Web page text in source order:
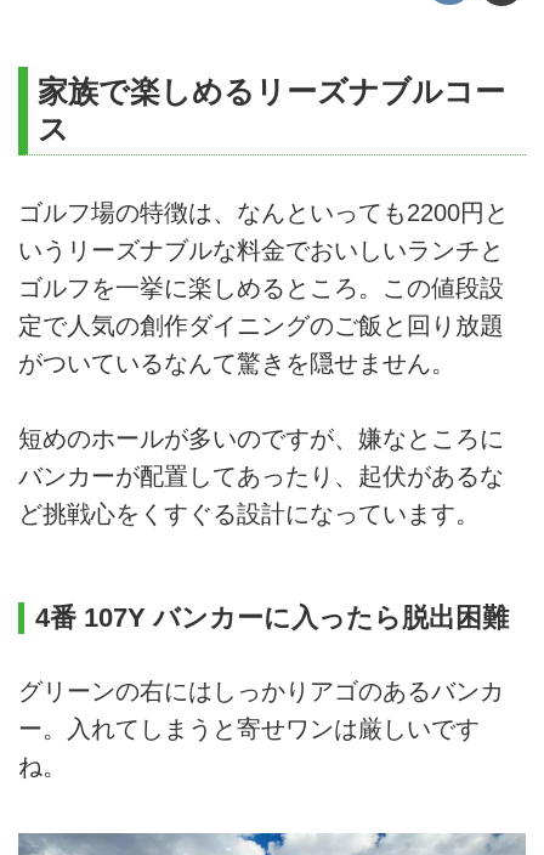
家族で楽しめるリーズナブルコー
ス
ゴルフ場の特徴は、なんといっても2200円と
いうリーズナブルな料金でおいしいランチと
ゴルフを一挙に楽しめるところ。この値段設
定で人気の創作ダイニングのご飯と回り放題
がついているなんて驚きを隠せません。
短めのホールが多いのですが、嫌なところに
バンカーが配置してあったり、起伏があるな
ど挑戦心をくすぐる設計になっています。
4番 107Y バンカーに入ったら脱出困難
グリーンの右にはしっかりアゴのあるバンカ
ー。入れてしまうと寄せワンは厳しいです
ね。